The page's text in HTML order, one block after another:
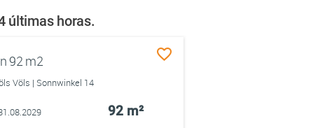
últimas horas.
92 m2
Völs | Sonnwinkel 14
92 m²